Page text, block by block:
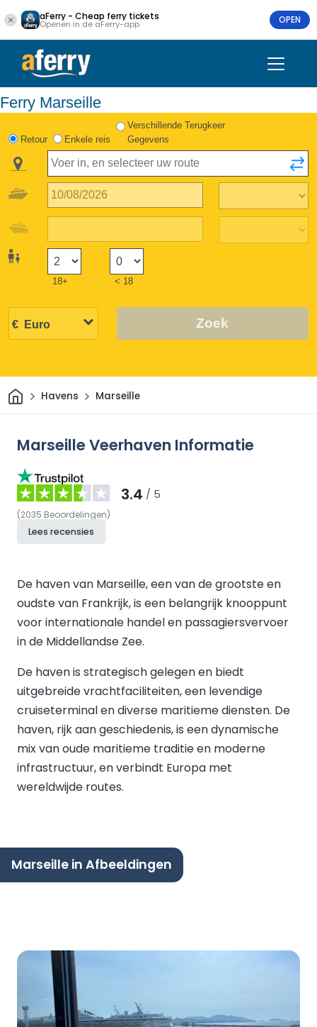
aFerry - Cheap ferry tickets
Openen in de aFerry-app OPEN
Ferry Marseille
Retour Enkele reis
Verschillende Terugkeer
Gegevens
18+ < 18
Zoek
ThuisHavens Marseille
Marseille Veerhaven Informatie
3.4 / 5
(2035 Beoordelingen)
Lees recensies
De haven van Marseille, een van de grootste en
oudste van Frankrijk, is een belangrijk knooppunt
voor internationale handel en passagiersvervoer
in de Middellandse Zee.
De haven is strategisch gelegen en biedt
uitgebreide vrachtfaciliteiten, een levendige
cruiseterminal en diverse maritieme diensten. De
haven, rijk aan geschiedenis, is een dynamische
mix van oude maritieme traditie en moderne
infrastructuur, en verbindt Europa met
wereldwijde routes.
Marseille in Afbeeldingen